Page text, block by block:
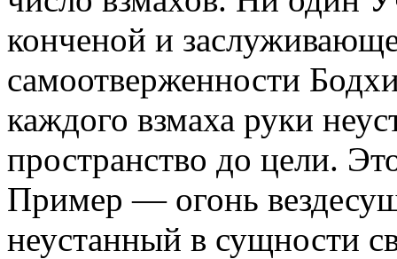
конченой и
самоотверженности
каждого взмаха руки
пространство до цели.
Пример — огонь
неустанный в сущности